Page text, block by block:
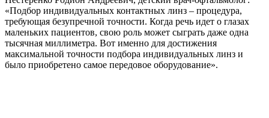
«Подбор индивидуальных контактных линз – процедура,
требующая безупречной точности. Когда речь идет о глазах
маленьких пациентов, свою роль может сыграть даже одна
тысячная миллиметра. Вот именно для достижения
максимальной точности подбора индивидуальных линз и
было приобретено самое передовое оборудование».